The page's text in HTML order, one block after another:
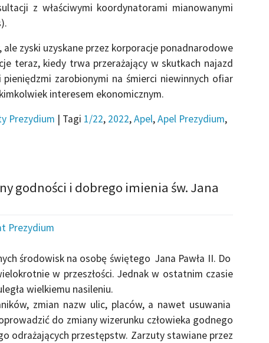
z właściwymi koordynatorami mianowanymi
zyski uzyskane przez korporacje ponadnarodowe
teraz, kiedy trwa przerażający w skutkach najazd
zarobionymi na śmierci niewinnych ofiar
interesem ekonomicznym.
Prezydium | Tagi 1/22, 2022,Apel,Apel Prezydium,
godności i dobrego imienia św. Jana
Prezydium
środowisk na osobę świętego Jana Pawła II. Do
w przeszłości. Jednak w ostatnim czasie
wielkiemu nasileniu.
zmian nazw ulic, placów, a nawet usuwania
do zmiany wizerunku człowieka godnego
odrażających przestępstw. Zarzuty stawiane przez